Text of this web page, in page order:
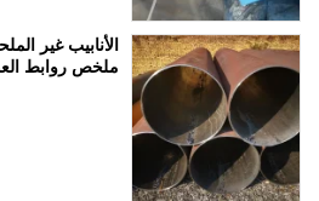
الأنابيب غير
ملخص روابط